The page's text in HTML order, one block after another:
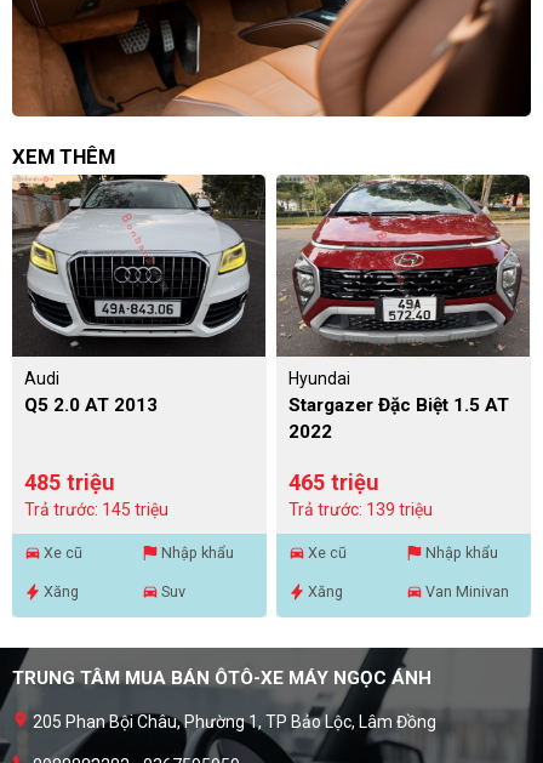
XEM THÊM
Audi
Q5 2.0 AT 2013
485 triệu
Trả trước: 145 triệu
Xe cũ Nhập khẩu
Xăng Suv
Hyundai
Stargazer Đặc Biệt 1.5 AT
2022
465 triệu
Trả trước: 139 triệu
Xe cũ Nhập khẩu
Xăng Van Minivan
TRUNG TÂM MUA BÁN ÔTÔ-XE MÁY NGỌC ÁNH
205 Phan Bội Châu, Phường 1, TP Bảo Lộc, Lâm Đồng